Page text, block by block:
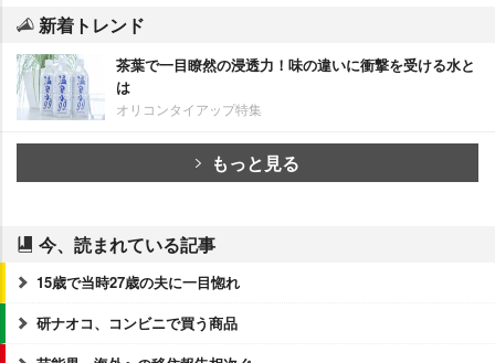
新着トレンド
茶葉で一目瞭然の浸透力！味の違いに衝撃を受ける水と
は
オリコンタイアップ特集
もっと見る
今、読まれている記事
15歳で当時27歳の夫に一目惚れ
研ナオコ、コンビニで買う商品